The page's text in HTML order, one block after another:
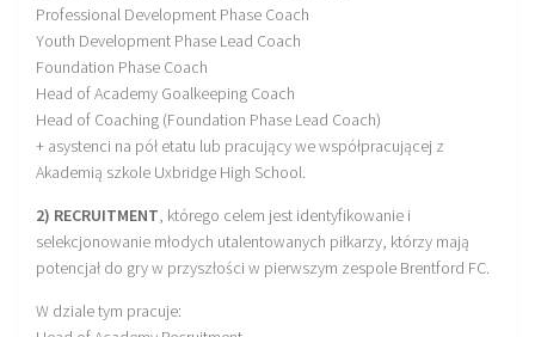
Professional Development Phase Coach
Youth Development Phase Lead Coach
Foundation Phase Coach
Head of Academy Goalkeeping Coach
Head of Coaching (Foundation Phase Lead Coach)
+ asystenci na pół etatu lub pracujący we współpracującej z
Akademią szkole Uxbridge High School.
2) RECRUITMENT, którego celem jest identyfikowanie i
selekcjonowanie młodych utalentowanych piłkarzy, którzy mają
potencjał do gry w przyszłości w pierwszym zespole Brentford FC.
W dziale tym pracuje: